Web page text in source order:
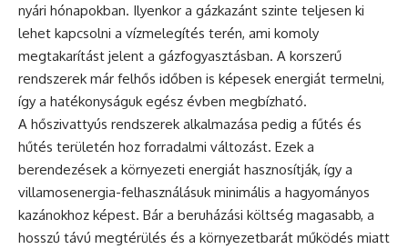
nyári hónapokban. Ilyenkor a gázkazánt szinte teljesen ki
lehet kapcsolni a vízmelegítés terén, ami komoly
megtakarítást jelent a gázfogyasztásban. A korszerű
rendszerek már felhős időben is képesek energiát termelni,
így a hatékonyságuk egész évben megbízható.
A hőszivattyús rendszerek alkalmazása pedig a fűtés és
hűtés területén hoz forradalmi változást. Ezek a
berendezések a környezeti energiát hasznosítják, így a
villamosenergia-felhasználásuk minimális a hagyományos
kazánokhoz képest. Bár a beruházási költség magasabb, a
hosszú távú megtérülés és a környezetbarát működés miatt